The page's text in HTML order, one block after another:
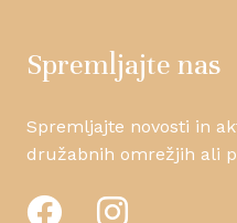
Spremljajte nas
Spremljajte novosti in
družabnih omrežjih ali